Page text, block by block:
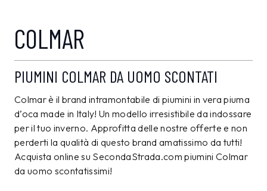
COLMAR
PIUMINI COLMAR DA UOMO SCONTATI
Colmar è il brand intramontabile di piumini in vera piuma
d’oca made in Italy! Un modello irresistibile da indossare
per il tuo inverno. Approfitta delle nostre offerte e non
perderti la qualità di questo brand amatissimo da tutti!
Acquista online su SecondaStrada.com piumini Colmar
da uomo scontatissimi!